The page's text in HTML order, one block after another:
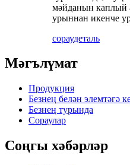
мәйданын
урыннан икенче
сораудеталь
Мәгълүмат
Продукция
Безнең белән элемтәгә
Безнең турында
Сораулар
Соңгы хәбәрләр